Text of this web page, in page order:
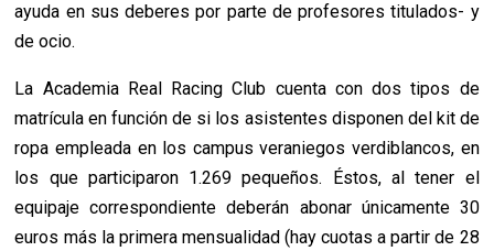
ayuda en sus deberes por parte de profesores titulados- y
de ocio.
La Academia Real Racing Club cuenta con dos tipos de
matrícula en función de si los asistentes disponen del kit de
ropa empleada en los campus veraniegos verdiblancos, en
los que participaron 1.269 pequeños. Éstos, al tener el
equipaje correspondiente deberán abonar únicamente 30
euros más la primera mensualidad (hay cuotas a partir de 28